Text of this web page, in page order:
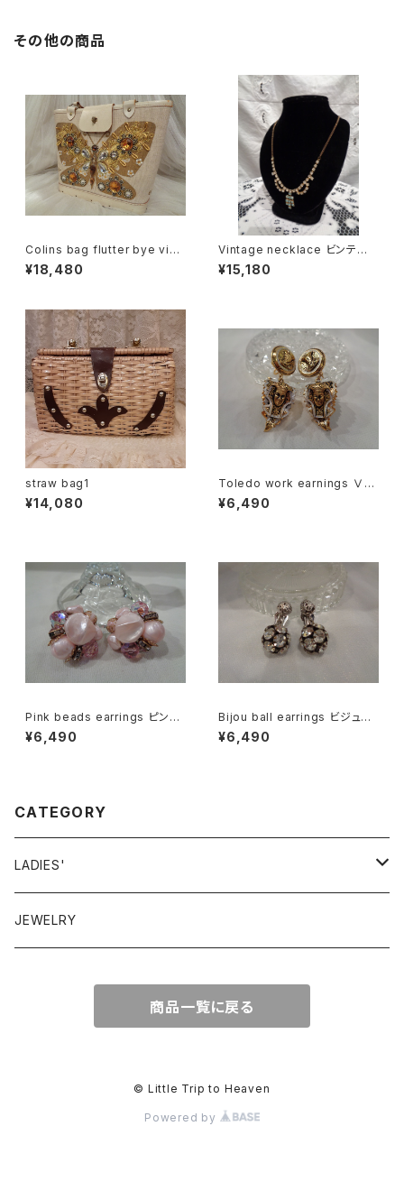
その他の商品
Colins bag flutter bye vint
¥18,480
Vintage necklace ビンテー
ジネックレス
¥15,180
straw bag1
¥14,080
Toledo work earnings Ⅴ
"Face" トレドワーク イヤリン
グ Ⅴ "フェイス"
¥6,490
Pink beads earrings ピンク
ビーズ イヤリング
¥6,490
Bijou ball earrings ビジュー
ボール イヤリング
¥6,490
CATEGORY
LADIES'
VINTAGE
JEWELRY
商品一覧に戻る
© Little Trip to Heaven
Powered by